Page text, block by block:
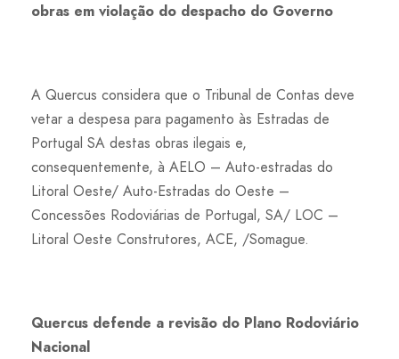
obras em violação do despacho do Governo
A Quercus considera que o Tribunal de Contas deve
vetar a despesa para pagamento às Estradas de
Portugal SA destas obras ilegais e,
consequentemente, à AELO – Auto-estradas do
Litoral Oeste/ Auto-Estradas do Oeste –
Concessões Rodoviárias de Portugal, SA/ LOC –
Litoral Oeste Construtores, ACE, /Somague.
Quercus defende a revisão do Plano Rodoviário
Nacional